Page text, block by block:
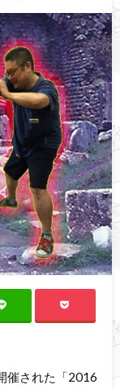
催された「2016